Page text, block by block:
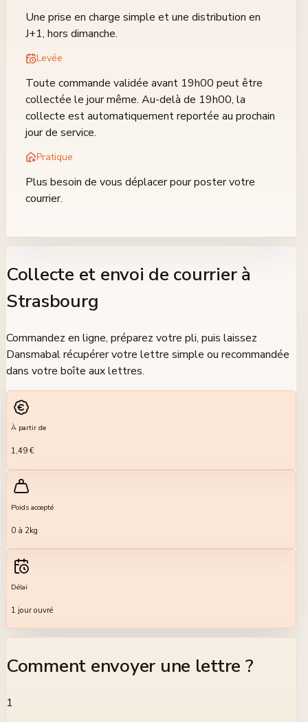
Une prise en charge simple et une distribution en
J+1, hors dimanche.
Levée
Toute commande validée avant 19h00 peut être
collectée le jour même. Au-delà de 19h00, la
collecte est automatiquement reportée au prochain
jour de service.
Pratique
Plus besoin de vous déplacer pour poster votre
courrier.
Collecte et envoi de courrier à
Strasbourg
Commandez en ligne, préparez votre pli, puis laissez
Dansmabal récupérer votre lettre simple ou recommandée
dans votre boîte aux lettres.
À partir de
1,49 €
Poids accepté
0 à 2kg
Délai
1 jour ouvré
Comment envoyer une lettre ?
1